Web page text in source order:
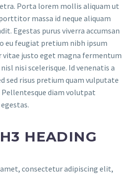
Porta lorem mollis aliquam ut
massa id neque aliquam
Egestas purus viverra accumsan
eu feugiat pretium nibh ipsum
vitae justo eget magna fermentum
nisi scelerisque. Id venenatis a
sed risus pretium quam vulputate
Pellentesque diam volutpat
HEADING
consectetur adipiscing elit,